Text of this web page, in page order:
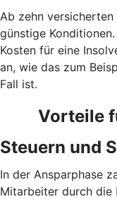
Ab zehn
günstige
Kosten für eine
an, wie das zum
Fall ist.
Vorteile
Steuern und
In der Ansparphase
Mitarbeiter durch die